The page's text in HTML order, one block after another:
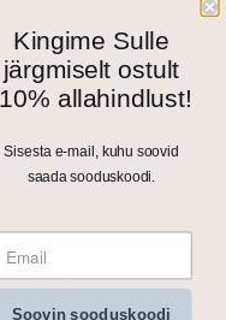
ja kapad trükitakse
Kingime Sulle
järgmiselt ostult
allahindlust!
Sisesta e-mail, kuhu soovid
saada sooduskoodi.
Soovin sooduskoodi